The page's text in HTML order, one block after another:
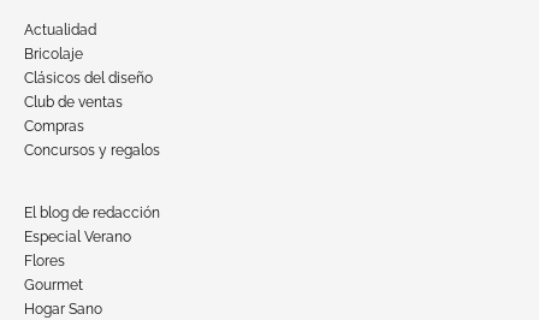
Actualidad
Bricolaje
Clásicos del diseño
Club de ventas
Compras
Concursos y regalos
El blog de redacción
Especial Verano
Flores
Gourmet
Hogar Sano